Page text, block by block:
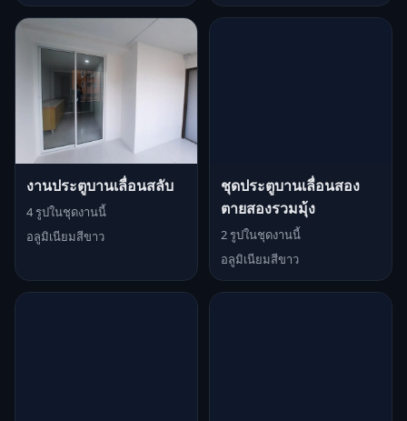
งานประตูบานเลื่อนสลับ
4 รูปในชุดงานนี้
อลูมิเนียมสีขาว
ชุดประตูบานเลื่อนสอง
ตายสองรวมมุ้ง
2 รูปในชุดงานนี้
อลูมิเนียมสีขาว